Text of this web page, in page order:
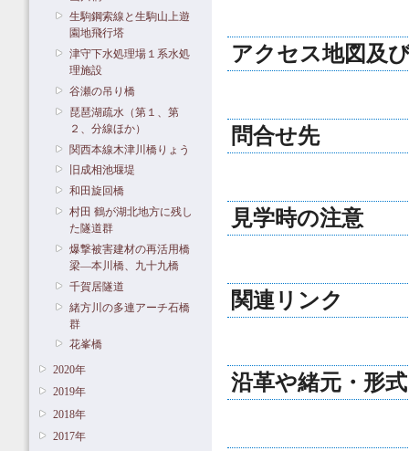
生駒鋼索線と生駒山上遊
園地飛行塔
津守下水処理場１系水処
理施設
谷瀬の吊り橋
琵琶湖疏水（第１、第
２、分線ほか）
関西本線木津川橋りょう
旧成相池堰堤
和田旋回橋
村田 鶴が湖北地方に残し
た隧道群
爆撃被害建材の再活用橋
梁―本川橋、九十九橋
千賀居隧道
緒方川の多連アーチ石橋
群
花峯橋
2020年
2019年
2018年
2017年
アクセス地図及
問合せ先
見学時の注意
関連リンク
沿革や緒元・形式